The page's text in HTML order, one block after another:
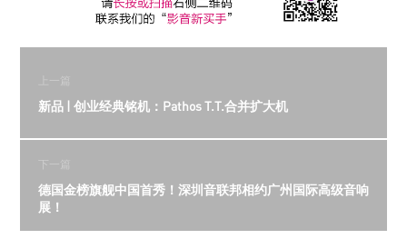
上一篇
新品 | 创业经典铭机：Pathos T.T.合并扩大机
下一篇
德国金榜旗舰中国首秀！深圳音联邦相约广州国际高级音响
展！